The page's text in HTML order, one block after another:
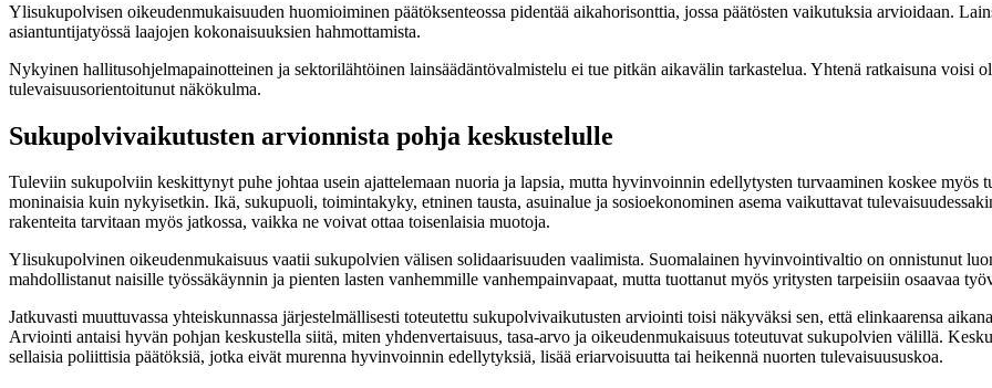
Ylisukupolvisen oikeudenmukaisuuden huomioiminen päätöksenteossa pidentää aikahorisonttia, jossa päätösten vaikutuksia arvioidaan.
asiantuntijatyössä laajojen kokonaisuuksien hahmottamista.
Nykyinen hallitusohjelmapainotteinen ja sektorilähtöinen lainsäädäntövalmistelu ei tue pitkän aikavälin tarkastelua. Yhtenä ratkaisuna
tulevaisuusorientoitunut näkökulma.
Sukupolvivaikutusten arvionnista pohja keskustelulle
Tuleviin sukupolviin keskittynyt puhe johtaa usein ajattelemaan nuoria ja lapsia, mutta hyvinvoinnin edellytysten turvaaminen koskee
moninaisia kuin nykyisetkin. Ikä, sukupuoli, toimintakyky, etninen tausta, asuinalue ja sosioekonominen asema vaikuttavat
rakenteita tarvitaan myös jatkossa, vaikka ne voivat ottaa toisenlaisia muotoja.
Ylisukupolvinen oikeudenmukaisuus vaatii sukupolvien välisen solidaarisuuden vaalimista. Suomalainen hyvinvointivaltio on onnistunut
mahdollistanut naisille työssäkäynnin ja pienten lasten vanhemmille vanhempainvapaat, mutta tuottanut myös yritysten tarpeisiin osaavaa
Jatkuvasti muuttuvassa yhteiskunnassa järjestelmällisesti toteutettu sukupolvivaikutusten arviointi toisi näkyväksi sen, että elinkaarensa
Arviointi antaisi hyvän pohjan keskustella siitä, miten yhdenvertaisuus, tasa-arvo ja oikeudenmukaisuus toteutuvat sukupolvien välillä.
sellaisia poliittisia päätöksiä, jotka eivät murenna hyvinvoinnin edellytyksiä, lisää eriarvoisuutta tai heikennä nuorten tulevaisuususkoa.